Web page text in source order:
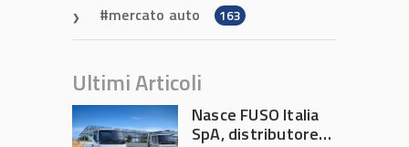
mercato auto 163
Ultimi Articoli
Nasce FUSO Italia
SpA, distributore